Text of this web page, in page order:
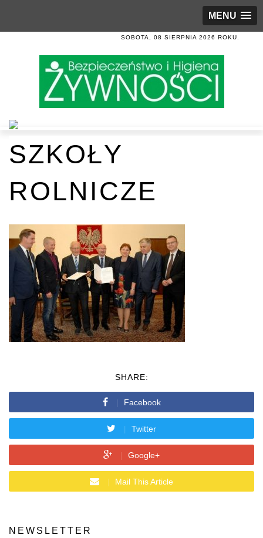
MENU
SOBOTA, 08 SIERPNIA 2026 ROKU.
SZKOŁY
ROLNICZE
SHARE:
Facebook
Twitter
Google+
Mail This Article
NEWSLETTER